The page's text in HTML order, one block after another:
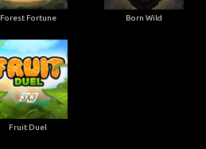
Forest Fortune Born Wild
Fruit Duel